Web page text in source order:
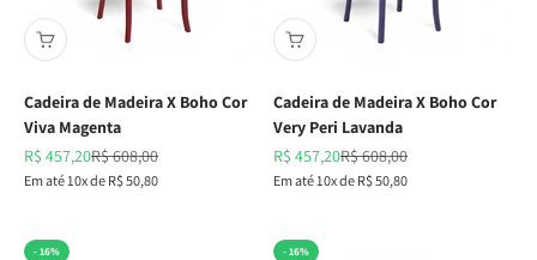
Cadeira de Madeira X Boho Cor
Viva Magenta
Preço promocional
R$ 457,20Preço normal
R$ 608,00
Em até 10x de R$ 50,80
Cadeira de Madeira X Boho Cor
Very Peri Lavanda
Preço promocional
R$ 457,20Preço normal
R$ 608,00
Em até 10x de R$ 50,80
- 16% - 16%